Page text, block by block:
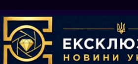
до
вмісту